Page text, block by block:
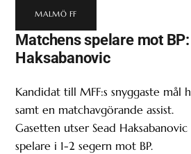
MALMÖ FF
Matchens spelare mot BP:
Haksabanovic
Kandidat till MFF:s snyggaste mål
samt en matchavgörande assist.
Gasetten utser Sead
spelare i 1-2 segern mot BP.